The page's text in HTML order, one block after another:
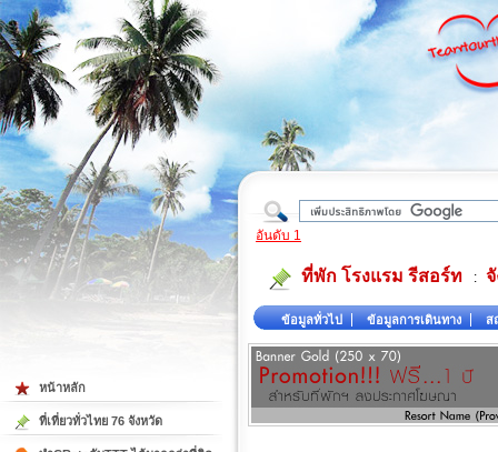
ต้
อันดับ 1
ที่พัก โรงแรม รีสอร์ท :
ข้อมูลทั่วไป ข้อมูลการเดินทาง ส
หน้าหลัก
ที่เที่ยวทั่วไทย 76 จังหวัด